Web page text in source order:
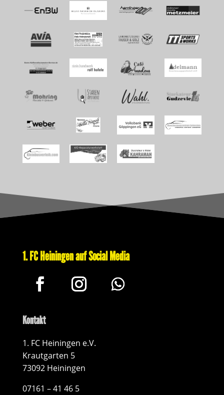
1. FC Heiningen auf Social Media
Kontakt
1. FC Heiningen e.V.
Krautgarten 5
73092 Heiningen
07161 – 41 46 5